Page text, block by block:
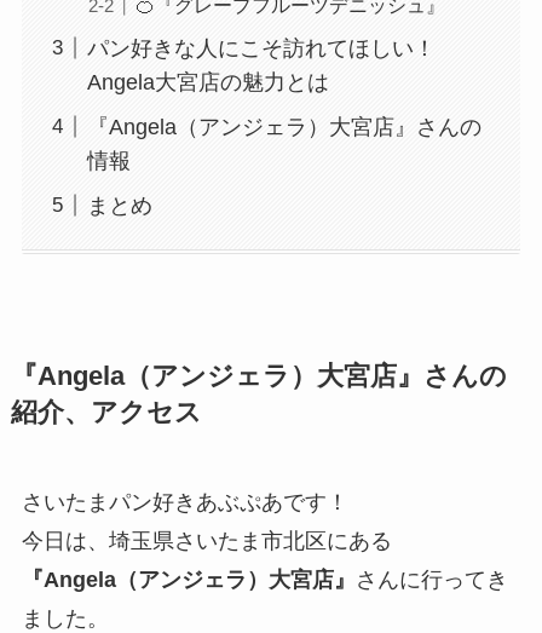
🍊『グレープフルーツデニッシュ』
パン好きな人にこそ訪れてほしい！
Angela大宮店の魅力とは
『Angela（アンジェラ）大宮店』さんの
情報
まとめ
『Angela（アンジェラ）大宮店』さんの
紹介、アクセス
さいたまパン好きあぶぷあです！
今日は、埼玉県さいたま市北区にある
『Angela（アンジェラ）大宮店』 さんに行ってき
ました。